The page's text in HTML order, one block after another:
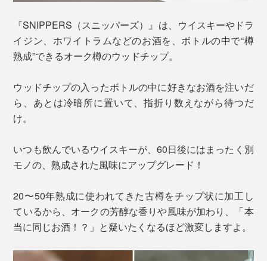
『SNIPPERS（スニッパーズ）』は、ウイスキーやドラ
イジン、ホワイトラムなどのお酒を、ボトルの中で“樽
熟成”できるオーク樽のウッドチップ。
ウッドチップの入ったボトルの中に好きなお酒を注いだ
ら、あとは冷暗所に置いて、指折り数えながら待つだ
け。
いつも飲んでいるウイスキーが、60日後にはまったく別
モノの、熟成された風味にアップグレード！
20〜50年熟成に使われてきた古樽をチップ状に加工し
ているから、オークの芳醇な香りや風味が加わり、「本
当に同じお酒！？」と疑いたくなるほど激変しますよ。